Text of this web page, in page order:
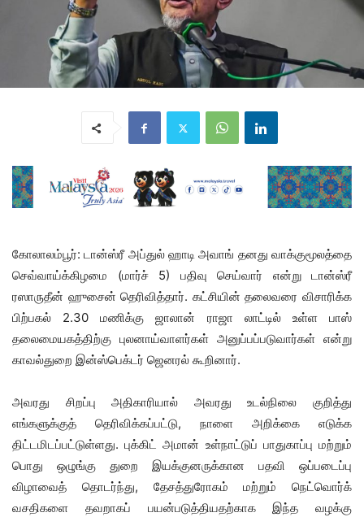
கோலாலம்பூர்: டான்ஸ்ரீ அப்துல் ஹாடி அவாங் தனது வாக்குமூலத்தை
செவ்வாய்க்கிழமை (மார்ச் 5) பதிவு செய்வார் என்று டான்ஸ்ரீ
ரஸாருதீன் ஹுசைன் தெரிவித்தார். கட்சியின் தலைவரை விசாரிக்க
பிற்பகல் 2.30 மணிக்கு ஜாலான் ராஜா லாட்டில் உள்ள பாஸ்
தலைமையகத்திற்கு புலனாய்வாளர்கள் அனுப்பப்படுவார்கள் என்று
காவல்துறை இன்ஸ்பெக்டர் ஜெனரல் கூறினார்.
அவரது சிறப்பு அதிகாரியால் அவரது உடல்நிலை குறித்து
எங்களுக்குத் தெரிவிக்கப்பட்டு, நாளை அறிக்கை எடுக்க
திட்டமிடப்பட்டுள்ளது. புக்கிட் அமான் உள்நாட்டுப் பாதுகாப்பு மற்றும்
பொது ஒழுங்கு துறை இயக்குனருக்கான பதவி ஒப்படைப்பு
விழாவைத் தொடர்ந்து, தேசத்துரோகம் மற்றும் நெட்வொர்க்
வசதிகளை தவறாகப் பயன்படுத்தியதற்காக இந்த வழக்கு